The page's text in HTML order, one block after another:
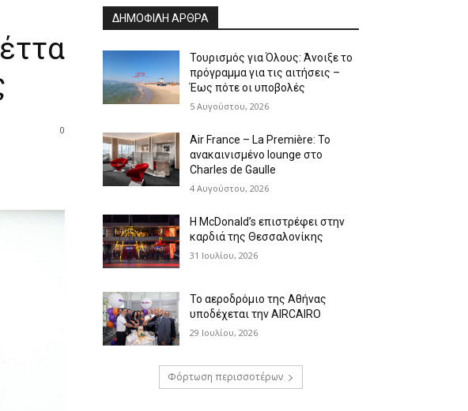
0
ΔΗΜΟΦΙΛΗ ΑΡΘΡΑ
Τουρισμός για Όλους: Άνοιξε το
πρόγραμμα για τις αιτήσεις –
Έως πότε οι υποβολές
5 Αυγούστου, 2026
Air France – La Première: Το
ανακαινισμένο lounge στο
Charles de Gaulle
4 Αυγούστου, 2026
Η McDonald’s επιστρέφει στην
καρδιά της Θεσσαλονίκης
31 Ιουλίου, 2026
Το αεροδρόμιο της Αθήνας
υποδέχεται την AIRCAIRO
29 Ιουλίου, 2026
Φόρτωση περισσοτέρων